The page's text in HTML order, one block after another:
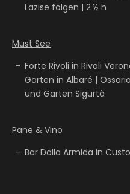
Lazise folgen | 2 ½ h
Must See
Forte Rivoli in Rivoli
Garten in Albaré |
und Garten Sigurtà
Pane & Vino
Bar Dalla Armida in